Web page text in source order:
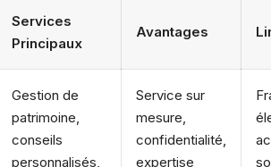
Services
Principaux
Avantages
Gestion de
patrimoine,
conseils
personnalisés,
Service sur
mesure,
confidentialité,
expertise